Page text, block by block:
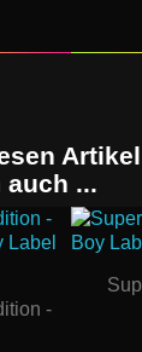
auch ...
-